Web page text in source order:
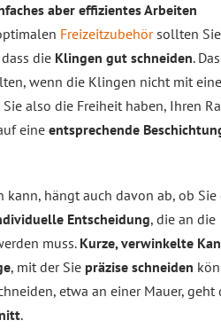
aber effizientes Arbeiten
Freizeitzubehörsollten Sie
die Klingen gut schneiden.
wenn die Klingen nicht mit
also die Freiheit haben, Ihren
eine entsprechende
kann, hängt auch davon ab, ob Sie
Entscheidung, die an die
muss.Kurze, verwinkelte
, mit der Sie präzise schneiden
etwa an einer Mauer, geht
.